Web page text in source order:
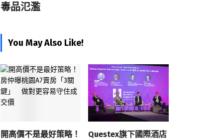
毒品氾濫
You May Also Like!
開高價不是最好策略！
Questex旗下國際酒店